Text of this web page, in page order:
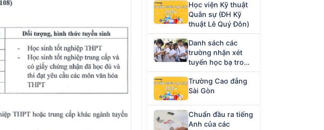
giấy tờ gì?
Học viện Kỹ thuật
Quân sự (ĐH Kỹ
thuật Lê Quý Đôn)
Danh sách các
trường nhận xét
tuyển học bạ trong
tháng 4/2024
Trường Cao đẳng
Sài Gòn
Chuẩn đầu ra tiếng
Anh của các